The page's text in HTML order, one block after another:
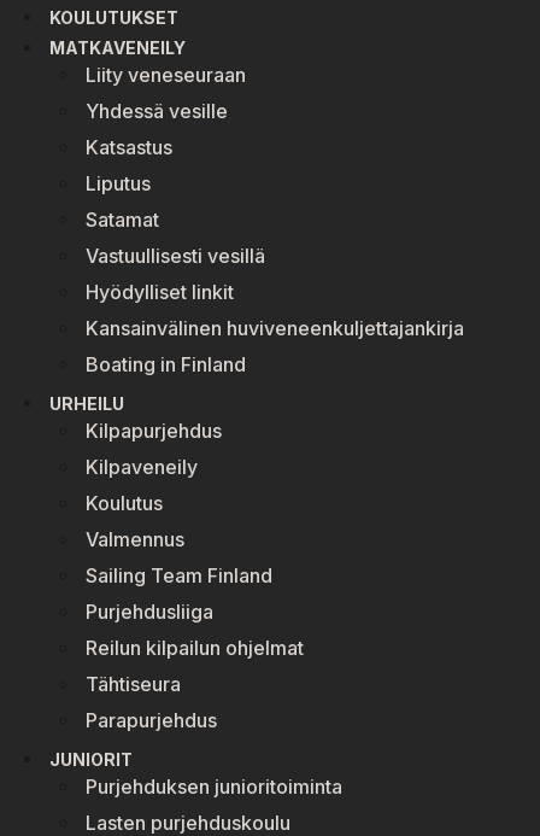
KOULUTUKSET
MATKAVENEILY
Liity veneseuraan
Yhdessä vesille
Katsastus
Liputus
Satamat
Vastuullisesti vesillä
Hyödylliset linkit
Kansainvälinen huviveneenkuljettajankirja
Boating in Finland
URHEILU
Kilpapurjehdus
Kilpaveneily
Koulutus
Valmennus
Sailing Team Finland
Purjehdusliiga
Reilun kilpailun ohjelmat
Tähtiseura
Parapurjehdus
JUNIORIT
Purjehduksen junioritoiminta
Lasten purjehduskoulu